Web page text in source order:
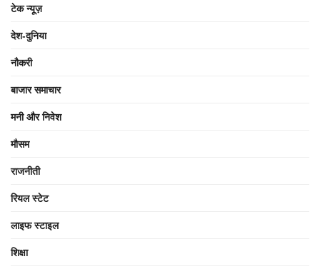
टेक न्यूज़
देश-दुनिया
नौकरी
बाजार समाचार
मनी और निवेश
मौसम
राजनीती
रियल स्टेट
लाइफ स्टाइल
शिक्षा